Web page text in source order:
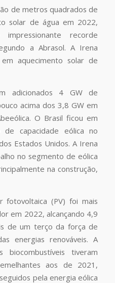
de metros quadrados de
solar de água em 2022,
recorde
a Abrasol. A Irena
aquecimento solar de
adicionados 4 GW de
acima dos 3,8 GW em
O Brasil ficou em
capacidade eólica no
Estados Unidos. A Irena
no segmento de eólica
na construção,
(PV) foi mais
em 2022, alcançando 4,9
de um terço da força de
energias renováveis. A
tiveram
aos de 2021,
pela energia eólica